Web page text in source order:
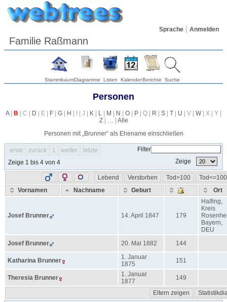
Sprache Anmelden
Familie Raßmann
StammbaumDiagramme Listen KalenderBerichte Suche
Personen
A| B | C | D | E | F | G | H | I | J | K | L | M | N | O | P | Q | R | S | T | U | V | W| X | Y |
Z| … | Alle
Personen mit „Brunner“ als Ehename einschließen
erste zurück 1 weiter letzte
Filter
Zeige 1 bis 4 von 4
Zeige
Lebend Verstorben Tod>100
Tod<=100
Vornamen
Nachname Geburt Ort
Eltern zeigen
Josef Brunner 14. April 1847 179
Halfing,
Kreis
Bayern,
DEU
Josef Brunner 20. Mai 1882 144
Katharina Brunner
1. Januar
1875
151
Theresia Brunner
1. Januar
1877
149